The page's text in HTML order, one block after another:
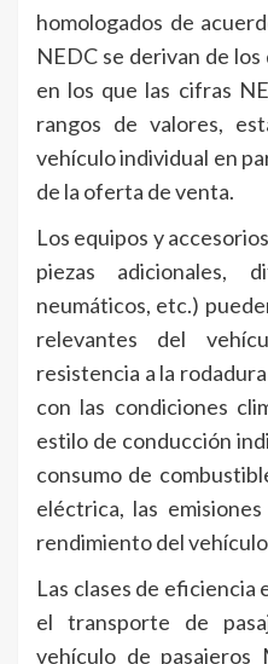
homologados de
NEDC se derivan de los
en los que las cifras
rangos de valores,
vehículo individual en
de la oferta de venta.
Los equipos y
piezas adicionales,
neumáticos, etc.)
relevantes del
resistencia a la
con las condiciones
estilo de conducción
consumo de
eléctrica, las
rendimiento del
Las clases de eficiencia
el transporte de
vehículo de pasajeros